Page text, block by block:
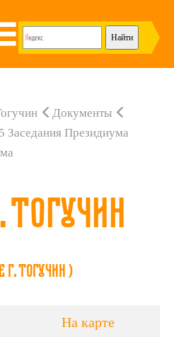
Документы
Заседания Президиума
г. Тогучин )
На карте